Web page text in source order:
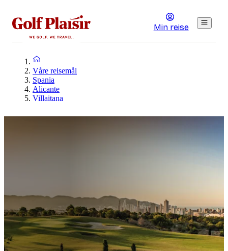
Min reise
Våre reisemål
Spania
Alicante
Villaitana